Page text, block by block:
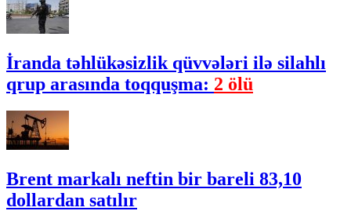
İranda təhlükəsizlik qüvvələri ilə silahlı
qrup arasında toqquşma: 2 ölü
Brent markalı neftin bir bareli 83,10
dollardan satılır